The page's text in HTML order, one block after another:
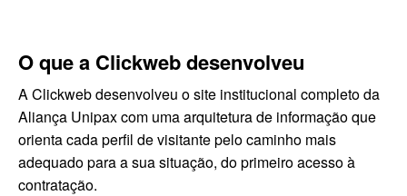
O que a Clickweb desenvolveu
A Clickweb desenvolveu o site institucional completo da
Aliança Unipax com uma arquitetura de informação que
orienta cada perfil de visitante pelo caminho mais
adequado para a sua situação, do primeiro acesso à
contratação.